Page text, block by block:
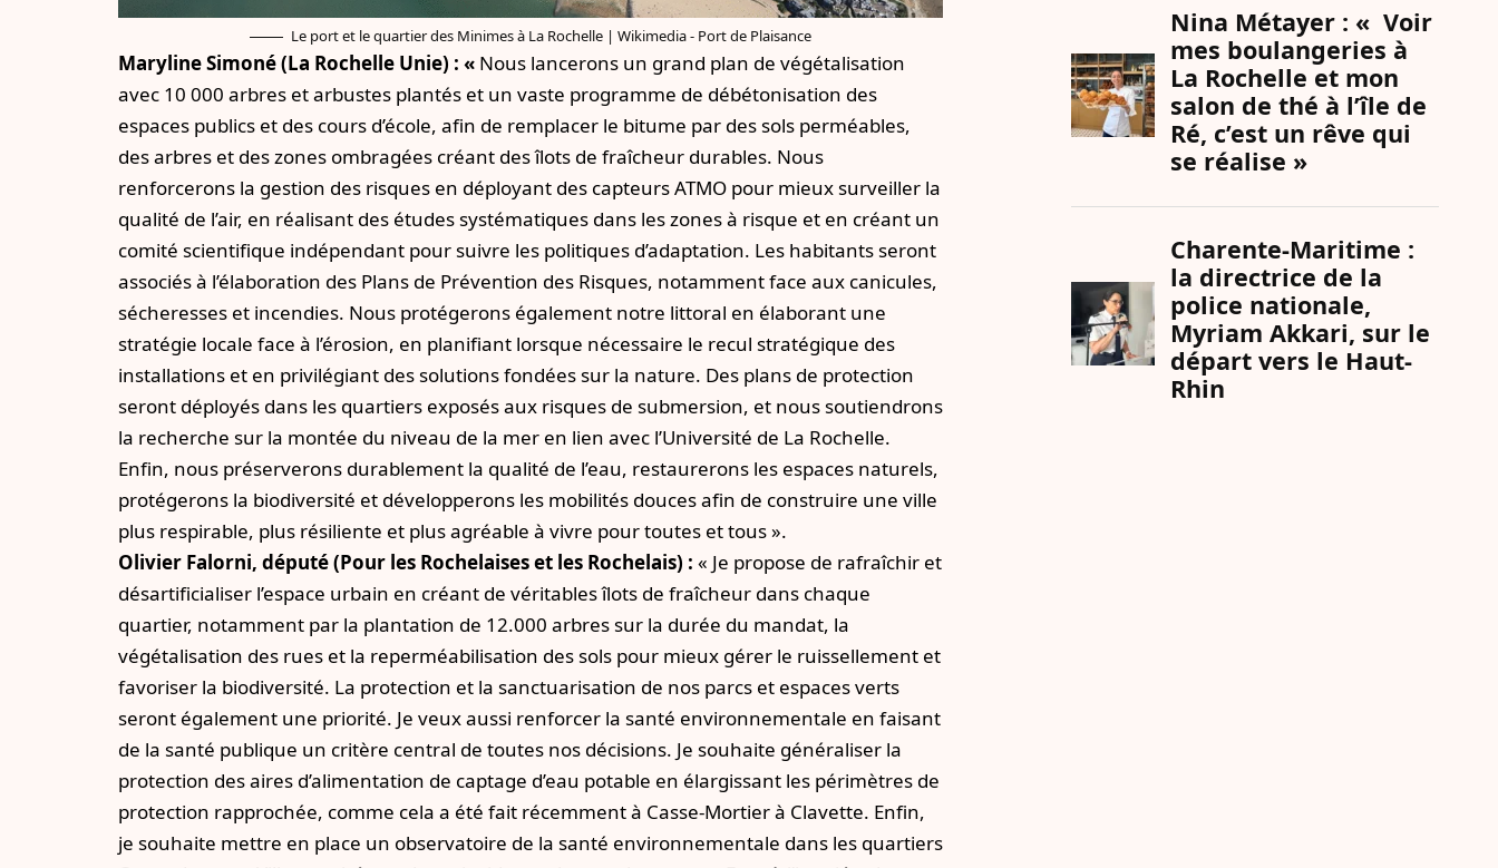
Le port et le quartier des Minimes à La Rochelle | Wikimedia - Port de Plaisance
Maryline Simoné (La Rochelle Unie) : « Nous lancerons un grand plan de végétalisation
avec 10 000 arbres et arbustes plantés et un vaste programme de débétonisation des
espaces publics et des cours d’école, afin de remplacer le bitume par des sols perméables,
des arbres et des zones ombragées créant des îlots de fraîcheur durables. Nous
renforcerons la gestion des risques en déployant des capteurs ATMO pour mieux surveiller la
qualité de l’air, en réalisant des études systématiques dans les zones à risque et en créant un
comité scientifique indépendant pour suivre les politiques d’adaptation. Les habitants seront
associés à l’élaboration des Plans de Prévention des Risques, notamment face aux canicules,
sécheresses et incendies. Nous protégerons également notre littoral en élaborant une
stratégie locale face à l’érosion, en planifiant lorsque nécessaire le recul stratégique des
installations et en privilégiant des solutions fondées sur la nature. Des plans de protection
seront déployés dans les quartiers exposés aux risques de submersion, et nous soutiendrons
la recherche sur la montée du niveau de la mer en lien avec l’Université de La Rochelle.
Enfin, nous préserverons durablement la qualité de l’eau, restaurerons les espaces naturels,
protégerons la biodiversité et développerons les mobilités douces afin de construire une ville
plus respirable, plus résiliente et plus agréable à vivre pour toutes et tous ».
Olivier Falorni, député (Pour les Rochelaises et les Rochelais) :« Je propose de rafraîchir et
désartificialiser l’espace urbain en créant de véritables îlots de fraîcheur dans chaque
quartier, notamment par la plantation de 12.000 arbres sur la durée du mandat, la
végétalisation des rues et la reperméabilisation des sols pour mieux gérer le ruissellement et
favoriser la biodiversité. La protection et la sanctuarisation de nos parcs et espaces verts
seront également une priorité. Je veux aussi renforcer la santé environnementale en faisant
de la santé publique un critère central de toutes nos décisions. Je souhaite généraliser la
protection des aires d’alimentation de captage d’eau potable en élargissant les périmètres de
protection rapprochée, comme cela a été fait récemment à Casse-Mortier à Clavette. Enfin,
je souhaite mettre en place un observatoire de la santé environnementale dans les quartiers